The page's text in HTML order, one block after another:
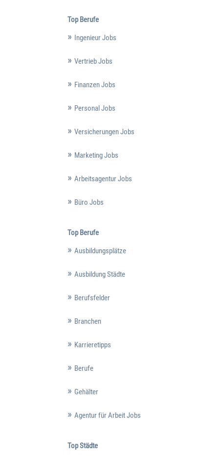
Top Berufe
Ingenieur Jobs
Vertrieb Jobs
Finanzen Jobs
Personal Jobs
Versicherungen Jobs
Marketing Jobs
Arbeitsagentur Jobs
Büro Jobs
Top Berufe
Ausbildungsplätze
Ausbildung Städte
Berufsfelder
Branchen
Karrieretipps
Berufe
Gehälter
Agentur für Arbeit Jobs
Top Städte